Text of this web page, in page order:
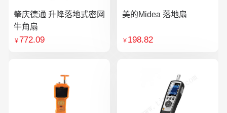
肇庆德通 升降落地式密网
牛角扇
￥772.09
美的Midea 落地扇
￥ 198.82